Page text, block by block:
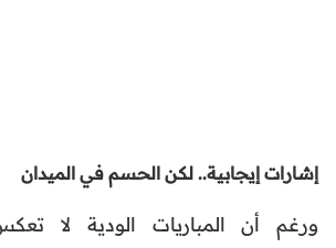
إشارات إيجابية.. لكن الحسم في الميدان
ورغم أن المباريات الودية لا